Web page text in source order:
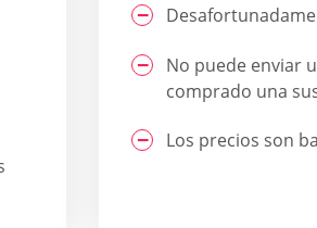
No puede enviar
comprado una
Los precios son